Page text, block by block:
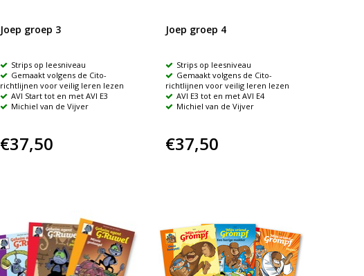
Joep groep 3
Strips op leesniveau
Gemaakt volgens de Cito-
richtlijnen voor veilig leren lezen
AVI Start tot en met AVI E3
Michiel van de Vijver
€37,50
Joep groep 4
Strips op leesniveau
Gemaakt volgens de Cito-
richtlijnen voor veilig leren lezen
AVI E3 tot en met AVI E4
Michiel van de Vijver
€37,50